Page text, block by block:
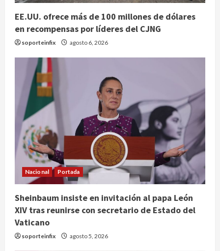
EE.UU. ofrece más de 100 millones de dólares
en recompensas por líderes del CJNG
soporteinfix agosto 6, 2026
Nacional Portada
Sheinbaum insiste en invitación al papa León
XIV tras reunirse con secretario de Estado del
Vaticano
soporteinfix agosto 5, 2026
Publican artículo sobre adaptar la
agosto 6, 2026